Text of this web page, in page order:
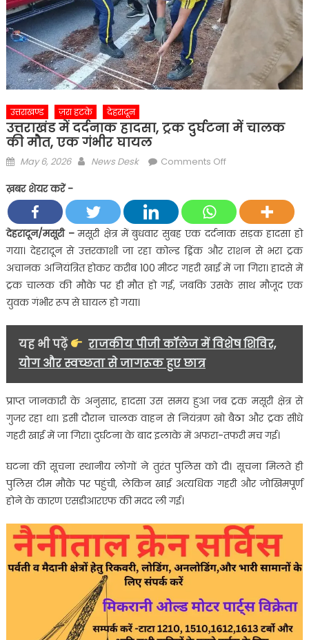
उत्तराखण्ड ज़रा हटके देहरादून
उत्तराखंड में दर्दनाक हादसा, ट्रक दुर्घटना में चालक
की मौत, एक गंभीर घायल
Posted
May 6, 2026 Author
News Desk Comments Offon
दर्दनाक
हादसा,
ट्रक
दुर्घटना
में
चालक
एक
गंभीर
ख़बर शेयर करें -
देहरादून/मसूरी –मसूरी क्षेत्र में बुधवार सुबह एक दर्दनाक सड़क हादसा हो
गया। देहरादून से उत्तरकाशी जा रहा कोल्ड ड्रिंक और राशन से भरा ट्रक
अचानक अनियंत्रित होकर करीब 100 मीटर गहरी खाई में जा गिरा। हादसे में
ट्रक चालक की मौके पर ही मौत हो गई, जबकि उसके साथ मौजूद एक
युवक गंभीर रूप से घायल हो गया।
यह भी पढ़ें
राजकीय पीजी कॉलेज में विशेष शिविर,
योग और स्वच्छता से जागरूक हुए छात्र
प्राप्त जानकारी के अनुसार, हादसा उस समय हुआ जब ट्रक मसूरी क्षेत्र से
गुजर रहा था। इसी दौरान चालक वाहन से नियंत्रण खो बैठा और ट्रक सीधे
गहरी खाई में जा गिरा। दुर्घटना के बाद इलाके में अफरा-तफरी मच गई।
घटना की सूचना स्थानीय लोगों ने तुरंत पुलिस को दी। सूचना मिलते ही
पुलिस टीम मौके पर पहुंची, लेकिन खाई अत्यधिक गहरी और जोखिमपूर्ण
होने के कारण एसडीआरएफ की मदद ली गई।